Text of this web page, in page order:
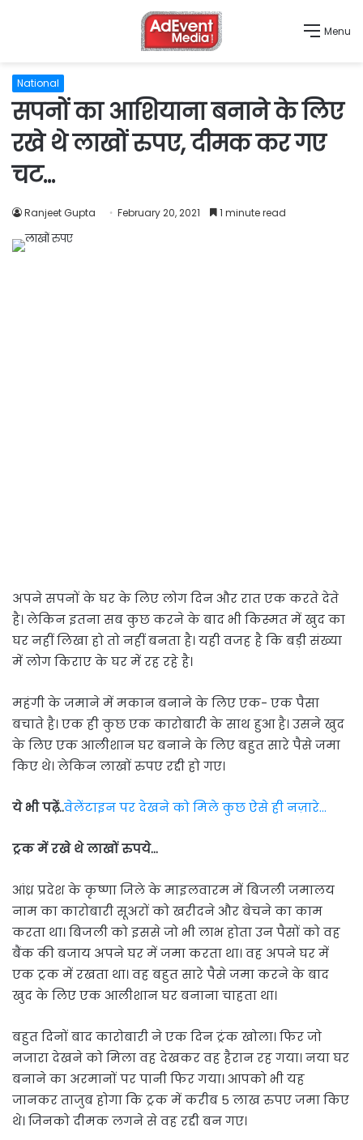
Menu
National
सपनों का आशियाना बनाने के लिए
रखे थे लाखों रुपए, दीमक कर गए
चट…
Ranjeet Gupta February 20, 2021 1 minute read
अपने सपनों के घर के लिए लोग दिन और रात एक करते देते
है। लेकिन इतना सब कुछ करने के बाद भी किस्मत में खुद का
घर नहीं लिखा हो तो नहीं बनता है। यही वजह है कि बड़ी संख्या
में लोग किराए के घर में रह रहे है।
महंगी के जमाने में मकान बनाने के लिए एक- एक पैसा
बचाते है। एक ही कुछ एक कारोबारी के साथ हुआ है। उसने खुद
के लिए एक आलीशान घर बनाने के लिए बहुत सारे पैसे जमा
किए थे। लेकिन लाखों रुपए रद्दी हो गए।
ये भी पढ़ें..वेलेंटाइन पर देखने को मिले कुछ ऐसे ही नज़ारे…
ट्रक में रखे थे लाखों रुपये…
आंध्र प्रदेश के कृष्णा जिले के माइलवारम में बिजली जमालय
नाम का कारोबारी सूअरों को खरीदने और बेचने का काम
करता था। बिजली को इससे जो भी लाभ होता उन पैसों को वह
बैंक की बजाय अपने घर में जमा करता था। वह अपने घर में
एक ट्रक में रखता था। वह बहुत सारे पैसे जमा करने के बाद
खुद के लिए एक आलीशान घर बनाना चाहता था।
बहुत दिनों बाद कारोबारी ने एक दिन ट्रंक खोला। फिर जो
नजारा देखने को मिला वह देखकर वह हैरान रह गया। नया घर
बनाने का अरमानों पर पानी फिर गया। आपको भी यह
जानकर ताजुब होगा कि ट्रक में करीब 5 लाख रुपए जमा किए
थे। जिनको दीमक लगने से वह रद्दी बन गए।